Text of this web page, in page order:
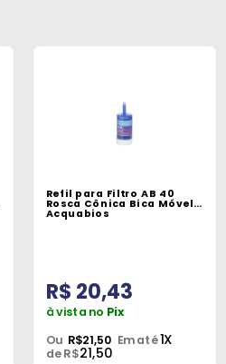
Refil para Filtro AB 40
Rosca Cônica Bica Móvel
Acquabios
R$ 20,43
à vista no Pix
Ou R$21,50 Em até1X
de R$21,50